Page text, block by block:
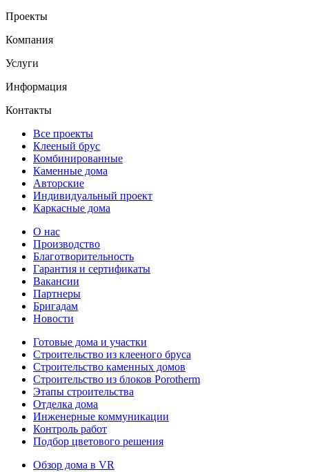
Проекты
Компания
Услуги
Информация
Контакты
Все проекты
Клееный брус
Комбинированные
Каменные дома
Авторские
Индивидуальный проект
Каркасные дома
О нас
Производство
Благотворительность
Гарантия и сертификаты
Вакансии
Партнеры
Бригадам
Новости
Готовые дома и участки
Строительство из клееного бруса
Строительство каменных домов
Строительство из блоков Porotherm
Этапы строительства
Отделка дома
Инженерные коммуникации
Контроль работ
Подбор цветового решения
Обзор дома в VR